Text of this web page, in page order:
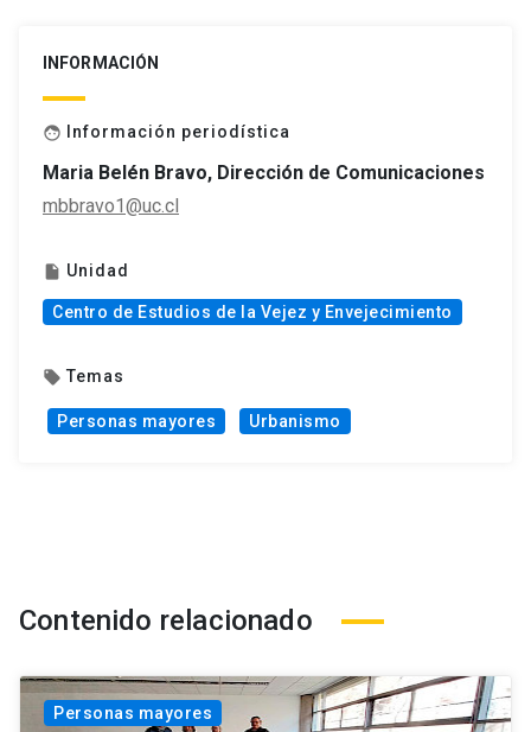
INFORMACIÓN
face Información periodística
Maria Belén Bravo, Dirección de Comunicaciones
mbbravo1@uc.cl
insert_drive_file Unidad
Centro de Estudios de la Vejez y Envejecimiento
local_offer Temas
Personas mayores Urbanismo
Contenido relacionado
Personas mayores